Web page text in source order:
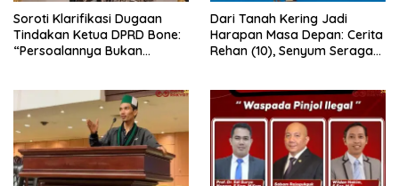
Soroti Klarifikasi Dugaan
Tindakan Ketua DPRD Bone:
“Persoalannya Bukan
Dari Tanah Kering Jadi
Harapan Masa Depan: Cerita
Rehan (10), Senyum Seragam